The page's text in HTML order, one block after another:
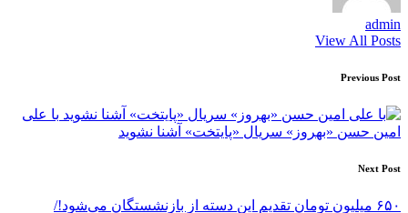
admin
View All Posts
Post
navigation
Previous Post
با علی
امین حسن «بهروز» سریال «پایتخت» آشنا نشوید
Next Post
۶۵۰ میلیون تومان تقدیم این دسته از بازنشستگان می‌شود!/